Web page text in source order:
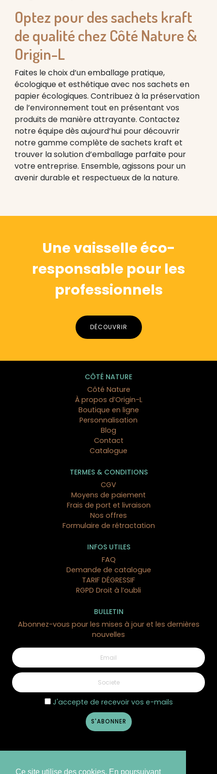
Ce site utilise des cookies. En poursuivant
Optez pour des sachets kraft
de qualité chez Côté Nature &
Origin-L
Faites le choix d’un emballage pratique,
écologique et esthétique avec nos sachets en
papier écologiques. Contribuez à la préservation
de l’environnement tout en présentant vos
produits de manière attrayante. Contactez
notre équipe dès aujourd’hui pour découvrir
notre gamme complète de sachets kraft et
trouver la solution d’emballage parfaite pour
votre entreprise. Ensemble, agissons pour un
avenir durable et respectueux de la nature.
Une vaisselle éco-
responsable pour les
professionnels
DÉCOUVRIR
CÔTÉ NATURE
Côté Nature
À propos d’Origin-L
Boutique en ligne
Personnalisation
Blog
Contact
Catalogue
TERMES & CONDITIONS
CGV
Moyens de paiement
Frais de port et livraison
Nos offres
Formulaire de rétractation
INFOS UTILES
FAQ
Demande de catalogue
TARIF DÉGRESSIF
RGPD Droit à l’oubli
BULLETIN
Abonnez-vous pour les mises à jour et les dernières
nouvelles
J'accepte de recevoir vos e-mails